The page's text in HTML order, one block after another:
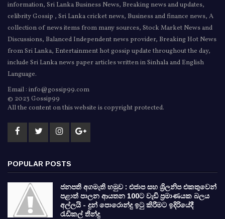
information, Sri Lanka Business News, Breaking news and updates,
celibrity Gossip , Sri Lanka cricket news, Business and finance news, A
collection of news items from many sources, Stock Market News and
Discussions, Balanced Independent news provider, Breaking Hot News
from Sri Lanka, Entertainment hot gossip update throughout the day,
include Sri Lanka news paper articles written in Sinhala and English
Language.
Email : info@gossip99.com
© 2023 Gossip99
All the content on this website is copyright protected.
POPULAR POSTS
ජනපති අගමැති හමුව : එජාප සහ ශ්‍රිලනිප එකතුවෙන්
පළාත් පාලන ආයතන 100ට වැඩි ප්‍රමාණයක බලය
අල්ලයි - දුන් පොරොන්දු ඉටු කිරීමට ඉදිරියේදී
රැඩිකල් තීන්දු